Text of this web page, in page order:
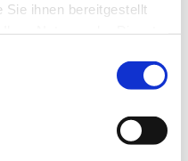
Sie ihnen bereitgestellt
weiterhin nutzen.
(Punkt Cookies)
ändern oder